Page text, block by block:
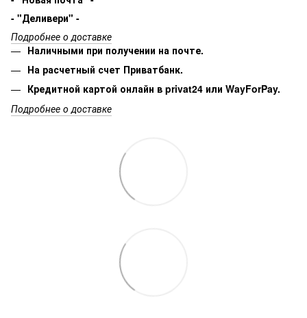
- "Деливери" -
Подробнее о доставке
Наличными при получении на почте.
На расчетный счет Приватбанк.
Кредитной картой онлайн в privat24 или WayForPay.
Подробнее о доставке